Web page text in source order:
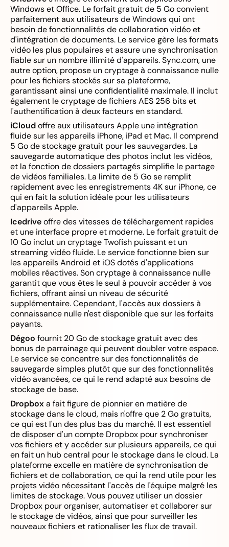
Windows et Office. Le forfait gratuit de 5 Go convient
parfaitement aux utilisateurs de Windows qui ont
besoin de fonctionnalités de collaboration vidéo et
d'intégration de documents. Le service gère les formats
vidéo les plus populaires et assure une synchronisation
fiable sur un nombre illimité d'appareils. Sync.com, une
autre option, propose un cryptage à connaissance nulle
pour les fichiers stockés sur sa plateforme,
garantissant ainsi une confidentialité maximale. Il inclut
également le cryptage de fichiers AES 256 bits et
l'authentification à deux facteurs en standard.
iCloudoffre aux utilisateurs Apple une intégration
fluide sur les appareils iPhone, iPad et Mac. Il comprend
5 Go de stockage gratuit pour les sauvegardes. La
sauvegarde automatique des photos inclut les vidéos,
et la fonction de dossiers partagés simplifie le partage
de vidéos familiales. La limite de 5 Go se remplit
rapidement avec les enregistrements 4K sur iPhone, ce
qui en fait la solution idéale pour les utilisateurs
d'appareils Apple.
Icedriveoffre des vitesses de téléchargement rapides
et une interface propre et moderne. Le forfait gratuit de
10 Go inclut un cryptage Twofish puissant et un
streaming vidéo fluide. Le service fonctionne bien sur
les appareils Android et iOS dotés d'applications
mobiles réactives. Son cryptage à connaissance nulle
garantit que vous êtes le seul à pouvoir accéder à vos
fichiers, offrant ainsi un niveau de sécurité
supplémentaire. Cependant, l'accès aux dossiers à
connaissance nulle n'est disponible que sur les forfaits
payants.
Dégoo fournit 20 Go de stockage gratuit avec des
bonus de parrainage qui peuvent doubler votre espace.
Le service se concentre sur des fonctionnalités de
sauvegarde simples plutôt que sur des fonctionnalités
vidéo avancées, ce qui le rend adapté aux besoins de
stockage de base.
Dropboxa fait figure de pionnier en matière de
stockage dans le cloud, mais n'offre que 2 Go gratuits,
ce qui est l'un des plus bas du marché. Il est essentiel
de disposer d'un compte Dropbox pour synchroniser
vos fichiers et y accéder sur plusieurs appareils, ce qui
en fait un hub central pour le stockage dans le cloud. La
plateforme excelle en matière de synchronisation de
fichiers et de collaboration, ce qui la rend utile pour les
projets vidéo nécessitant l'accès de l'équipe malgré les
limites de stockage. Vous pouvez utiliser un dossier
Dropbox pour organiser, automatiser et collaborer sur
le stockage de vidéos, ainsi que pour surveiller les
nouveaux fichiers et rationaliser les flux de travail.